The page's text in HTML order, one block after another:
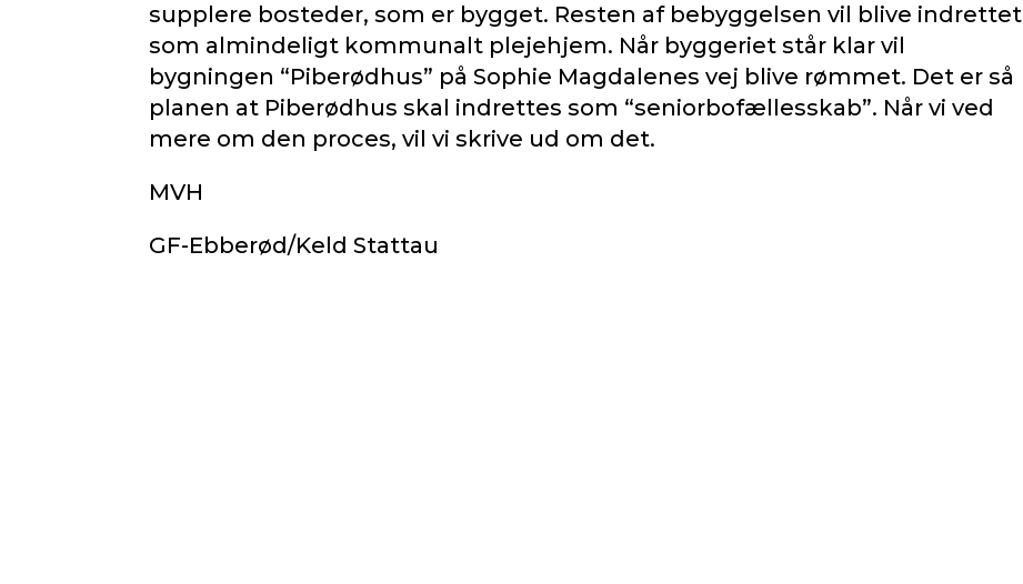
supplere bosteder, som er bygget. Resten af bebyggelsen vil blive indrettet
som almindeligt kommunalt plejehjem. Når byggeriet står klar vil
bygningen “Piberødhus” på Sophie Magdalenes vej blive rømmet. Det er så
planen at Piberødhus skal indrettes som “seniorbofællesskab”. Når vi ved
mere om den proces, vil vi skrive ud om det.
MVH
GF-Ebberød/Keld Stattau